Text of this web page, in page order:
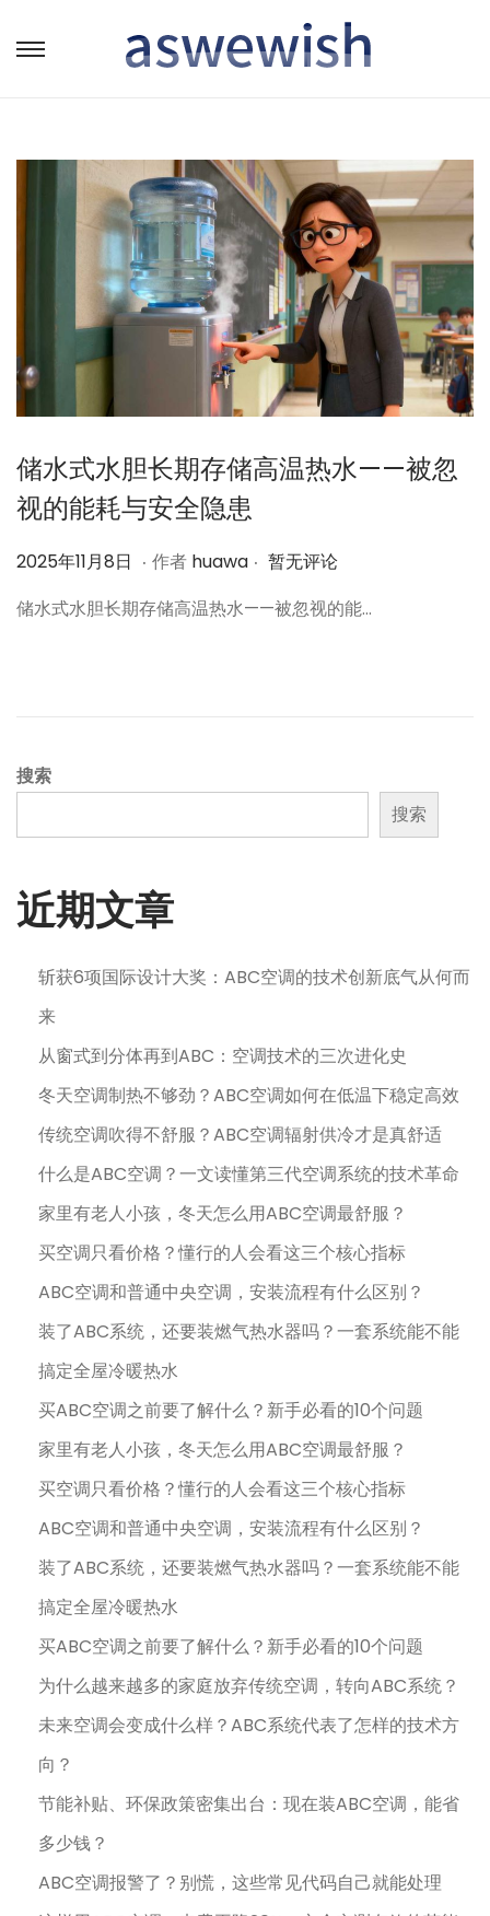
转
航
跳
容
储水式水胆长期存储高温热水——被忽
视的能耗与安全隐患
作
2025年11月8日 2
2
日
. 作者 huawa . 暂无评论
储水式水胆长期存储高温热水——被忽视的能…
搜索
搜索
近期文章
斩获6项国际设计大奖：ABC空调的技术创新底气从何而
来
从窗式到分体再到ABC：空调技术的三次进化史
冬天空调制热不够劲？ABC空调如何在低温下稳定高效
传统空调吹得不舒服？ABC空调辐射供冷才是真舒适
什么是ABC空调？一文读懂第三代空调系统的技术革命
家里有老人小孩，冬天怎么用ABC空调最舒服？
买空调只看价格？懂行的人会看这三个核心指标
ABC空调和普通中央空调，安装流程有什么区别？
装了ABC系统，还要装燃气热水器吗？一套系统能不能
搞定全屋冷暖热水
买ABC空调之前要了解什么？新手必看的10个问题
家里有老人小孩，冬天怎么用ABC空调最舒服？
买空调只看价格？懂行的人会看这三个核心指标
ABC空调和普通中央空调，安装流程有什么区别？
装了ABC系统，还要装燃气热水器吗？一套系统能不能
搞定全屋冷暖热水
买ABC空调之前要了解什么？新手必看的10个问题
为什么越来越多的家庭放弃传统空调，转向ABC系统？
未来空调会变成什么样？ABC系统代表了怎样的技术方
向？
节能补贴、环保政策密集出台：现在装ABC空调，能省
多少钱？
ABC空调报警了？别慌，这些常见代码自己就能处理